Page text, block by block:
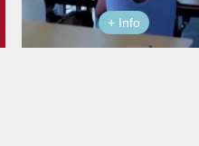
+ Info